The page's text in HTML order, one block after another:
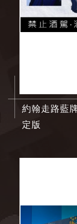
約翰走路藍
定版